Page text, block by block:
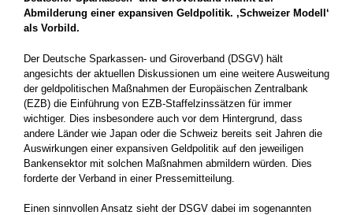
Abmilderung einer expansiven Geldpolitik. ‚Schweizer Modell‘
als Vorbild.
Der Deutsche Sparkassen- und Giroverband (DSGV) hält
angesichts der aktuellen Diskussionen um eine weitere Ausweitung
der geldpolitischen Maßnahmen der Europäischen Zentralbank
(EZB) die Einführung von EZB-Staffelzinssätzen für immer
wichtiger. Dies insbesondere auch vor dem Hintergrund, dass
andere Länder wie Japan oder die Schweiz bereits seit Jahren die
Auswirkungen einer expansiven Geldpolitik auf den jeweiligen
Bankensektor mit solchen Maßnahmen abmildern würden. Dies
forderte der Verband in einer Pressemitteilung.
Einen sinnvollen Ansatz sieht der DSGV dabei im sogenannten